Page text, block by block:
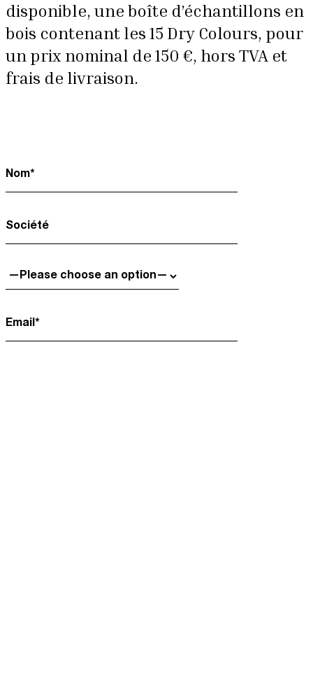
disponible, une boîte d’échantillons en
bois contenant les 15 Dry Colours, pour
un prix nominal de 150 €, hors TVA et
frais de livraison.